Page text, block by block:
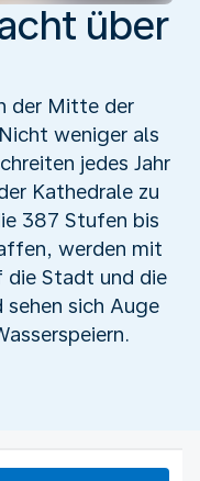
über
der Mitte der
weniger als
jedes Jahr
Kathedrale zu
387 Stufen bis
werden mit
die Stadt und die
sich Auge